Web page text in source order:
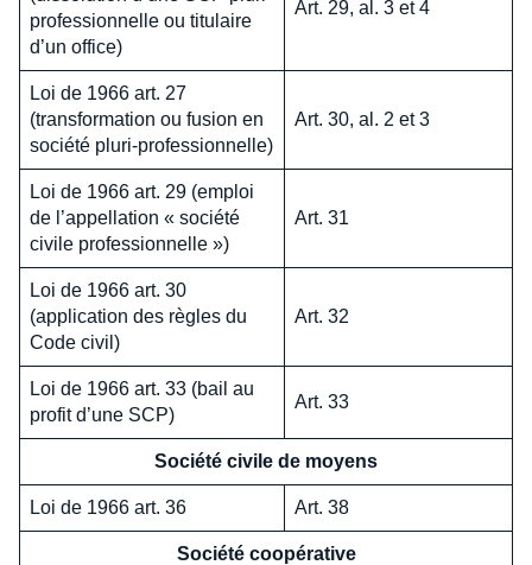
professionnelle ou titulaire
d’un office)
Art. 29, al. 3 et 4
Loi de 1966 art. 27
(transformation ou fusion en
société pluri-professionnelle)
Art. 30, al. 2 et 3
Loi de 1966 art. 29 (emploi
de l’appellation « société
civile professionnelle »)
Art. 31
Loi de 1966 art. 30
(application des règles du
Code civil)
Art. 32
Loi de 1966 art. 33 (bail au
profit d’une SCP)
Art. 33
Société civile de moyens
Loi de 1966 art. 36 Art. 38
Société coopérative